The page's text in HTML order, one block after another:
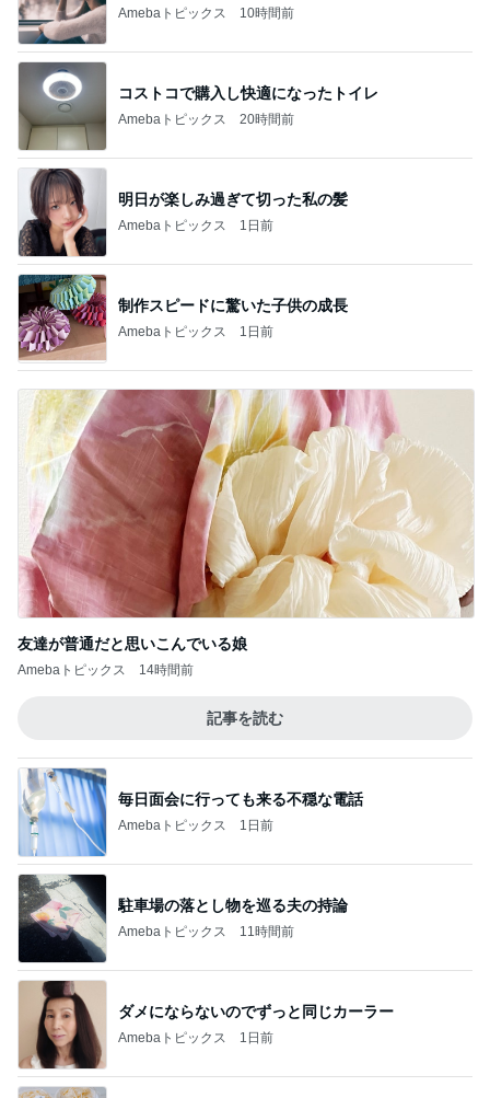
Amebaトピックス 10時間前
コストコで購入し快適になったトイレ
Amebaトピックス 20時間前
明日が楽しみ過ぎて切った私の髪
Amebaトピックス 1日前
制作スピードに驚いた子供の成長
Amebaトピックス 1日前
友達が普通だと思いこんでいる娘
Amebaトピックス 14時間前
記事を読む
毎日面会に行っても来る不穏な電話
Amebaトピックス 1日前
駐車場の落とし物を巡る夫の持論
Amebaトピックス 11時間前
ダメにならないのでずっと同じカーラー
Amebaトピックス 1日前